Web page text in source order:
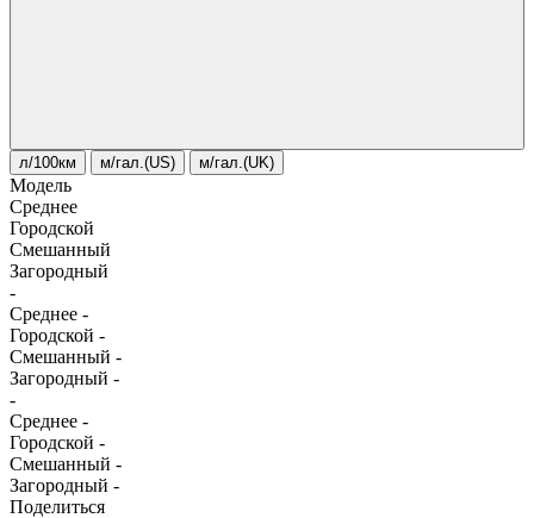
л/100км м/гал.(US) м/гал.(UK)
Модель
Среднее
Городской
Смешанный
Загородный
-
Среднее -
Городской -
Смешанный -
Загородный -
-
Среднее -
Городской -
Смешанный -
Загородный -
Поделиться